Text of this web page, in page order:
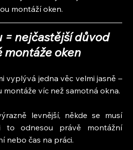
montáží oken.
= nejčastější důvod
montáže oken
vyplývá jedna věc velmi jasně –
montáže víc než samotná okna.
levnější, někde se musí
to odnesou právě montážní
nebo čas na práci.